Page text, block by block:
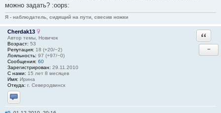
можно задать? :oops:
Я - наблюдатель, сидящий на пути, свесив ножки
Cherdak13
Автор темы, Новичок
Возраст: 53
Репутация: 18 (+20/−2)
Лояльность: 97 (+97/−0)
Сообщения: 60
Зарегистрирован: 29.11.2010
С нами: 15 лет 8 месяцев
Имя: Ирина
Откуда: г. Северодвинск
Отправить личное сообщение
−